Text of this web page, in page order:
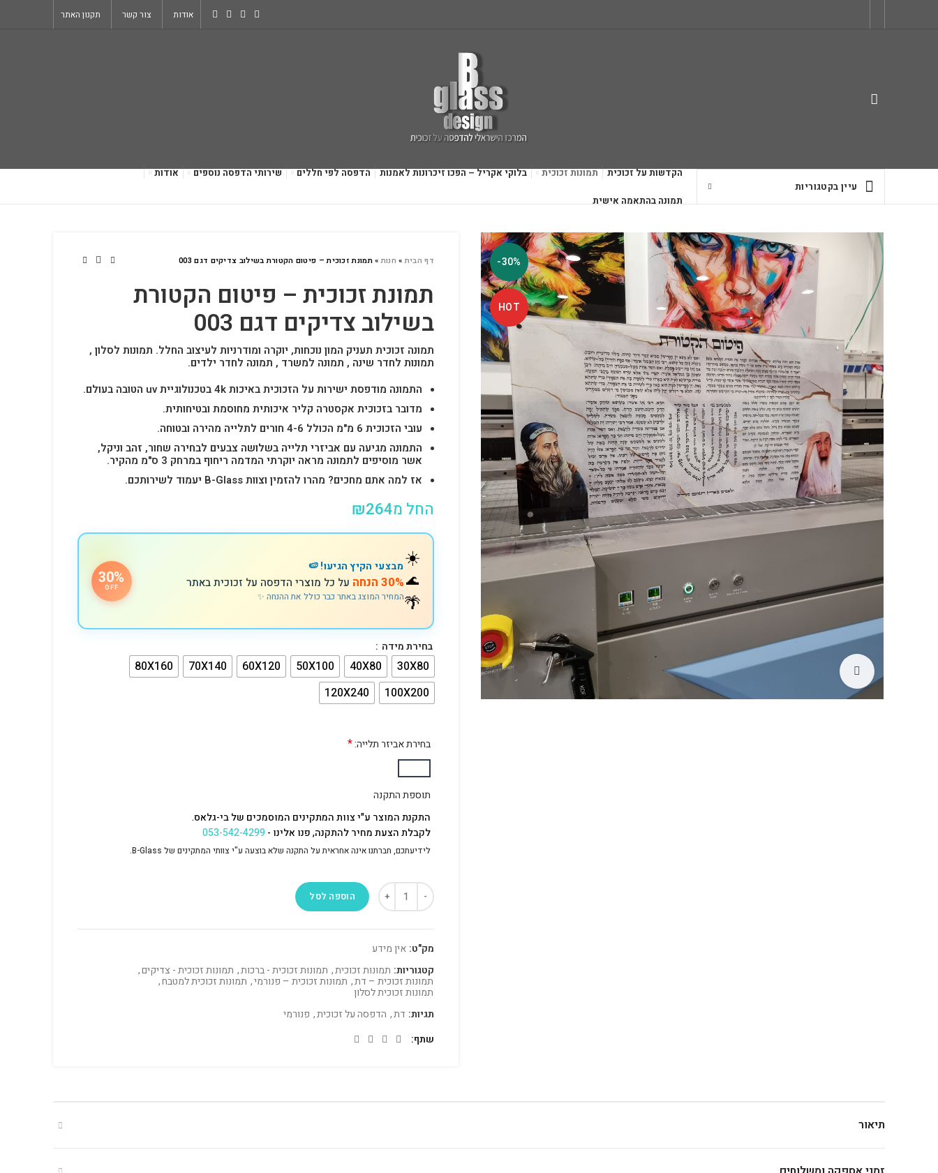
אודות צור קשר תקנון האתר
עיין בקטגוריות
הקדשות על זכוכית תמונות זכוכית בלוקי אקריל – הפכו זיכרונות לאמנות הדפסה לפי חללים שירותי הדפסה נוספים אודות
תמונה בהתאמה אישית
-30%
HOT
דף הבית» חנות»תמונת זכוכית – פיטום הקטורת בשילוב צדיקים דגם 003
תמונת זכוכית – פיטום הקטורת
בשילוב צדיקים דגם 003
תמונה זכוכית תעניק המון נוכחות, יוקרה ומודרניות לעיצוב החלל. תמונות לסלון ,
תמונות לחדר שינה , תמונה למשרד , תמונה לחדר ילדים.
התמונה מודפסת ישירות על הזכוכית באיכות 4k בטכנולוגיית uv הטובה בעולם.
מדובר בזכוכית אקסטרה קליר איכותית מחוסמת ובטיחותית.
עובי הזכוכית 6 מ"מ הכולל 4-6 חורים לתלייה מהירה ובטוחה.
התמונה מגיעה עם אביזרי תלייה בשלושה צבעים לבחירה שחור, זהב וניקל,
אשר מוסיפים לתמונה מראה יוקרתי המדמה ריחוף במרחק 3 ס"מ מהקיר.
אז למה אתם מחכים? מהרו להזמין וצוות B-Glass יעמוד לשירותכם.
החל מ ₪264
☀️
🌊
🌴
מבצעי הקיץ הגיעו! 🍉
30% הנחה על כל מוצרי הדפסה על זכוכית באתר
המחיר המוצג באתר כבר כולל את ההנחה ✨
30%
OFF
בחירת מידה
30X80
40X80
50X100
60X120
70X140
80X160
100X200
120X240
בחירת אביזר תלייה:*
תוספת התקנה
התקנת המוצר ע"י צוות המתקינים המוסמכים של בי-גלאס.
לקבלת הצעת מחיר להתקנה, פנו אלינו -053-542-4299
לידיעתכם, חברתנו אינה אחראית על התקנה שלא בוצעה ע"י צוותי המתקינים של B-Glass.
הוספה לסל
מק"ט: אין מידע
קטגוריות: תמונות זכוכית, תמונות זכוכית - ברכות, תמונות זכוכית - צדיקים,
תמונות זכוכית – דת, תמונות זכוכית – פנורמי, תמונות זכוכית למטבח,
תמונות זכוכית לסלון
תגיות: דת, הדפסה על זכוכית, פנורמי
שתף
תיאור